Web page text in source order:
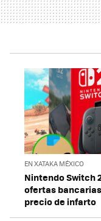
EN XATAKA MÉXICO
Nintendo Switch
ofertas
precio de infarto